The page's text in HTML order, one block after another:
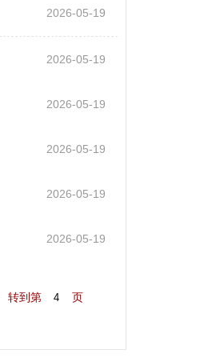
2026-05-19
2026-05-19
2026-05-19
2026-05-19
2026-05-19
2026-05-19
转到第 页